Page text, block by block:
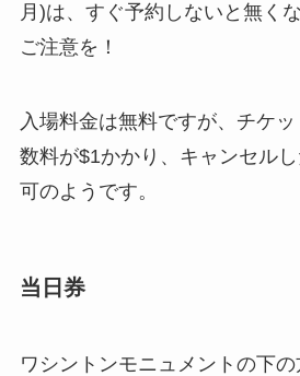
月)は、すぐ予約しないと無く
ご注意を！
入場料金は無料ですが、チケ
数料が$1かかり、キャンセル
可のようです。
当日券
ワシントンモニュメントの下